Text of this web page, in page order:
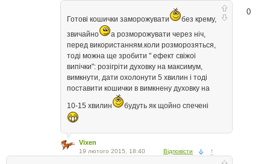
0
Готові кошички заморожувати
без крему,
звичайно
а розморожувати через ніч,
перед використанням.коли розморозяться,
тоді можна ще зробити " ефект свіжоі
випічки": розігріти духовку на максимум,
вимкнути, дати охолонути 5 хвилин і тоді
поставити кошички в вимкнену духовку на
10-15 хвилин будуть як щойно спечені
Vixen
19 лютого 2015, 18:40 Відповісти ↑